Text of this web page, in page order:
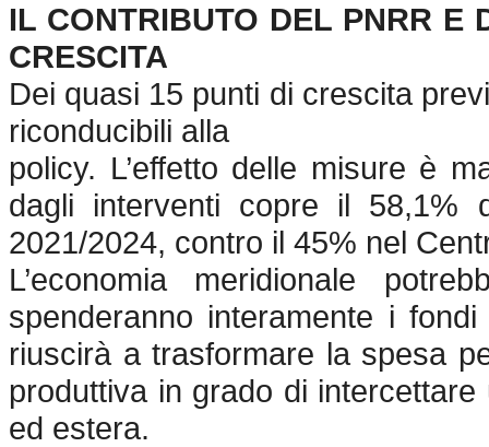
IL CONTRIBUTO DEL PNRR E
CRESCITA
Dei quasi 15 punti di crescita
riconducibili alla
policy. L’effetto delle misure è
dagli interventi copre il 58,1%
2021/2024, contro il 45% nel
L’economia meridionale
spenderanno interamente i
riuscirà a trasformare la spesa
produttiva in grado di
ed estera.